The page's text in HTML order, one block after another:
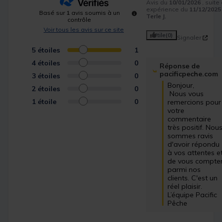
Basé sur 1 avis soumis à un
contrôle
Voir tous les avis sur ce site
5 étoiles
1
4 étoiles
0
3 étoiles
0
2 étoiles
0
1 étoile 0
Avis du 10/01/2026 , suite
expérience du 11/12/2025
Terle J.
Utile(0) Signaler
Réponse de
pacificpeche.com
Bonjour,
remercions pour
votre
commentaire
très positif.
sommes ravis
d'avoir répondu
à vos attentes
de vous
parmi nos
clients. C'est un
réel plaisir.
L’équipe Pacific
Pêche